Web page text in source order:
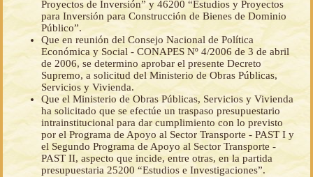
Proyectos de Inversión” y 46200 “Estudios y Proyectos
para Inversión para Construcción de Bienes de Dominio
Público”.
Que en reunión del Consejo Nacional de Política
Económica y Social - CONAPES Nº 4/2006 de 3 de abril
de 2006, se determino aprobar el presente Decreto
Supremo, a solicitud del Ministerio de Obras Públicas,
Servicios y Vivienda.
Que el Ministerio de Obras Públicas, Servicios y Vivienda
ha solicitado que se efectúe un traspaso presupuestario
intrainstitucional para dar cumplimiento con lo previsto
por el Programa de Apoyo al Sector Transporte - PAST I y
el Segundo Programa de Apoyo al Sector Transporte -
PAST II, aspecto que incide, entre otras, en la partida
presupuestaria 25200 “Estudios e Investigaciones”.